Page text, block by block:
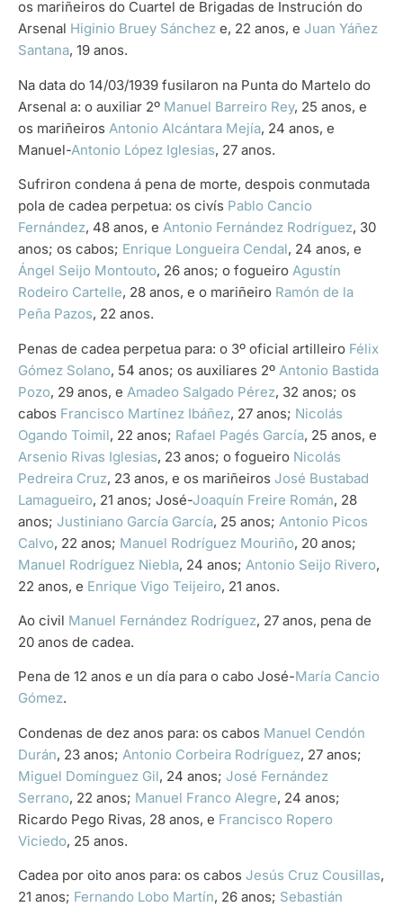
os mariñeiros do Cuartel de Brigadas de Instrución do
Arsenal Higinio Bruey Sánchez e, 22 anos, e Juan Yáñez
Santana, 19 anos.
Na data do 14/03/1939 fusilaron na Punta do Martelo do
Arsenal a: o auxiliar 2º Manuel Barreiro Rey, 25 anos, e
os mariñeiros Antonio Alcántara Mejía, 24 anos, e
Manuel-Antonio López Iglesias, 27 anos.
Sufriron condena á pena de morte, despois conmutada
pola de cadea perpetua: os civís Pablo Cancio
Fernández, 48 anos, e Antonio Fernández Rodríguez, 30
anos; os cabos; Enrique Longueira Cendal, 24 anos, e
Ángel Seijo Montouto, 26 anos; o fogueiro Agustín
Rodeiro Cartelle, 28 anos, e o mariñeiro Ramón de la
Peña Pazos, 22 anos.
Penas de cadea perpetua para: o 3º oficial artilleiro Félix
Gómez Solano, 54 anos; os auxiliares 2º Antonio Bastida
Pozo, 29 anos, e Amadeo Salgado Pérez, 32 anos; os
cabos Francisco Martínez Ibáñez, 27 anos; Nicolás
Ogando Toimil, 22 anos; Rafael Pagés García, 25 anos, e
Arsenio Rivas Iglesias, 23 anos; o fogueiro Nicolás
Pedreira Cruz, 23 anos, e os mariñeiros José Bustabad
Lamagueiro, 21 anos; José-Joaquín Freire Román, 28
anos; Justiniano García García, 25 anos; Antonio Picos
Calvo, 22 anos; Manuel Rodríguez Mouriño, 20 anos;
Manuel Rodríguez Niebla, 24 anos; Antonio Seijo Rivero,
22 anos, e Enrique Vigo Teijeiro, 21 anos.
Ao civil Manuel Fernández Rodríguez, 27 anos, pena de
20 anos de cadea.
Pena de 12 anos e un día para o cabo José-María Cancio
Gómez.
Condenas de dez anos para: os cabos Manuel Cendón
Durán, 23 anos; Antonio Corbeira Rodríguez, 27 anos;
Miguel Domínguez Gil, 24 anos; José Fernández
Serrano, 22 anos; Manuel Franco Alegre, 24 anos;
Ricardo Pego Rivas, 28 anos, e Francisco Ropero
Viciedo, 25 anos.
Cadea por oito anos para: os cabos Jesús Cruz Cousillas,
21 anos; Fernando Lobo Martín, 26 anos; Sebastián